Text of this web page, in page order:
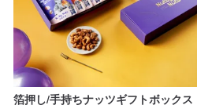
箔押し/手持ちナッツギフトボックス